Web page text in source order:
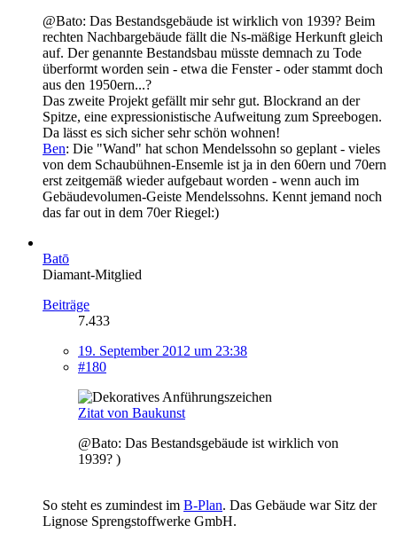
@Bato: Das Bestandsgebäude ist wirklich von 1939? Beim
rechten Nachbargebäude fällt die Ns-mäßige Herkunft gleich
auf. Der genannte Bestandsbau müsste demnach zu Tode
überformt worden sein - etwa die Fenster - oder stammt doch
aus den 1950ern...?
Das zweite Projekt gefällt mir sehr gut. Blockrand an der
Spitze, eine expressionistische Aufweitung zum Spreebogen.
Da lässt es sich sicher sehr schön wohnen!
Ben: Die "Wand" hat schon Mendelssohn so geplant - vieles
von dem Schaubühnen-Ensemle ist ja in den 60ern und 70ern
erst zeitgemäß wieder aufgebaut worden - wenn auch im
Gebäudevolumen-Geiste Mendelssohns. Kennt jemand noch
das far out in dem 70er Riegel:)
Batō
Diamant-Mitglied
Beiträge
7.433
19. September 2012 um 23:38
#180
Zitat von Baukunst
@Bato: Das Bestandsgebäude ist wirklich von
1939? )
So steht es zumindest im B-Plan. Das Gebäude war Sitz der
Lignose Sprengstoffwerke GmbH.